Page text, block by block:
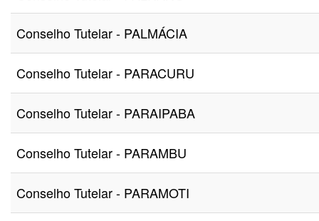
Conselho Tutelar - PALMÁCIA
Conselho Tutelar - PARACURU
Conselho Tutelar - PARAIPABA
Conselho Tutelar - PARAMBU
Conselho Tutelar - PARAMOTI